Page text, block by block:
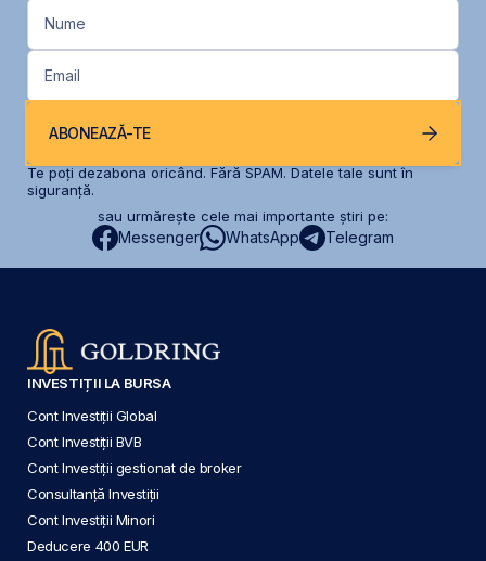
Nume
Email
ABONEAZĂ-TE
Te poți dezabona oricând. Fără SPAM. Datele tale sunt în
siguranță.
sau urmărește cele mai importante știri pe:
Messenger WhatsApp Telegram
INVESTIȚII LA BURSA
Cont Investiții Global
Cont Investiții BVB
Cont Investiții gestionat de broker
Consultanță Investiții
Cont Investiții Minori
Deducere 400 EUR